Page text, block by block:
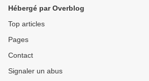
Hébergé par Overblog
Top articles
Pages
Contact
Signaler un abus